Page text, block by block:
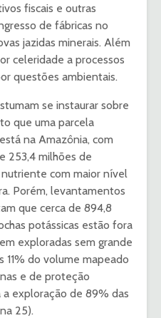
fiscais e outras
de fábricas no
jazidas minerais. Além
celeridade a processos
questões ambientais.
se instaurar sobre
que uma parcela
na Amazônia, com
253,4 milhões de
com maior nível
Porém, levantamentos
que cerca de 894,8
potássicas estão fora
exploradas sem grande
do volume mapeado
e de proteção
exploração de 89% das
25).